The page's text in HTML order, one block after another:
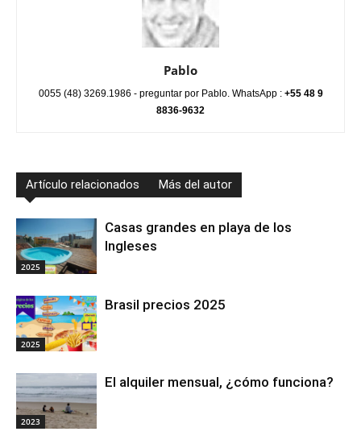
Pablo
0055 (48) 3269.1986 - preguntar por Pablo. WhatsApp : +55 48 9
8836-9632
Artículo relacionados Más del autor
2025
Casas grandes en playa de los
Ingleses
2025
Brasil precios 2025
2023
El alquiler mensual, ¿cómo funciona?